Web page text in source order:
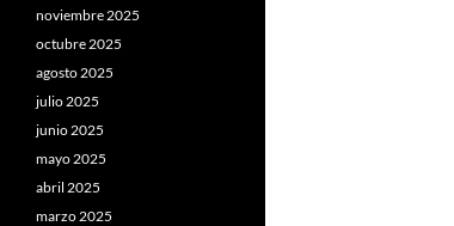
noviembre 2025
octubre 2025
agosto 2025
julio 2025
junio 2025
mayo 2025
abril 2025
marzo 2025